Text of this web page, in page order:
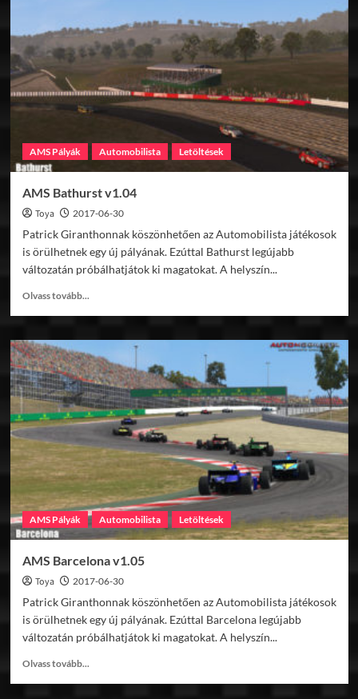
v1.13
AMS Pályák Automobilista Letöltések
AMS Bathurst v1.04
Toya 2017-06-30
Patrick Giranthonnak köszönhetően az Automobilista játékosok
is örülhetnek egy új pályának. Ezúttal Bathurst legújabb
változatán próbálhatjátok ki magatokat. A helyszín...
Olvass tovább...
AMS
Bathurst
v1.04
AMS Pályák Automobilista Letöltések
AMS Barcelona v1.05
Toya 2017-06-30
Patrick Giranthonnak köszönhetően az Automobilista játékosok
is örülhetnek egy új pályának. Ezúttal Barcelona legújabb
változatán próbálhatjátok ki magatokat. A helyszín...
Olvass tovább...